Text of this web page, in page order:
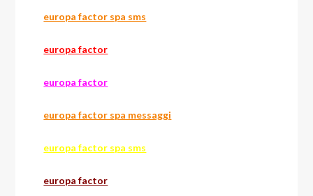
europa factor spa sms
europa factor
europa factor
europa factor spa messaggi
europa factor spa sms
europa factor